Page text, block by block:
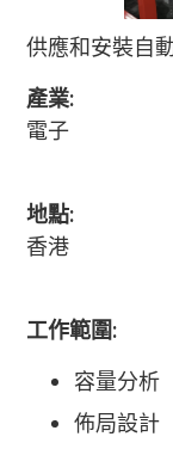
供應和安裝自
產業:
電子
地點:
香港
工作範圍:
容量分析
佈局設計